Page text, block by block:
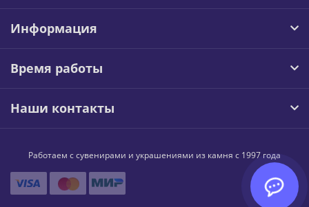
Информация
Время работы
Наши контакты
Работаем с сувенирами и украшениями из камня с 1997 года